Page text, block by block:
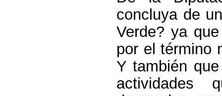
concluya de
Verde? ya
por el término
Y también
actividades